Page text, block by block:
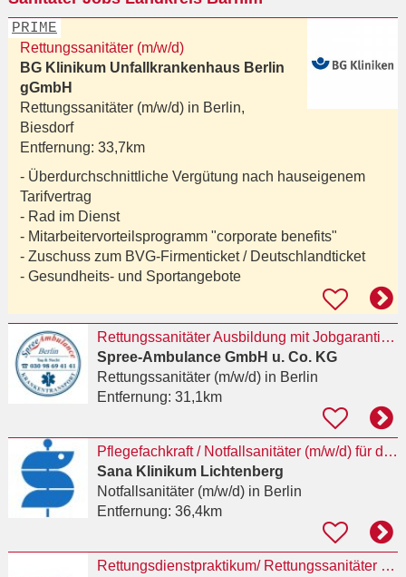
PRIME
Rettungssanitäter (m/w/d)
BG Klinikum Unfallkrankenhaus Berlin
gGmbH
Rettungssanitäter (m/w/d) in Berlin,
Biesdorf
Entfernung: 33,7km
- Überdurchschnittliche Vergütung nach hauseigenem
Tarifvertrag
- Rad im Dienst
- Mitarbeitervorteilsprogramm "corporate benefits"
- Zuschuss zum BVG-Firmenticket / Deutschlandticket
- Gesundheits- und Sportangebote
Rettungssanitäter Ausbildung mit Jobgarantie in 3 Monaten
Spree-Ambulance GmbH u. Co. KG
Rettungssanitäter (m/w/d)in Berlin
Entfernung: 31,1km
Pflegefachkraft / Notfallsanitäter (m/w/d) für die Rettungsstelle
Sana Klinikum Lichtenberg
Notfallsanitäter (m/w/d)in Berlin
Entfernung: 36,4km
Rettungsdienstpraktikum/ Rettungssanitäter (m/w/d)